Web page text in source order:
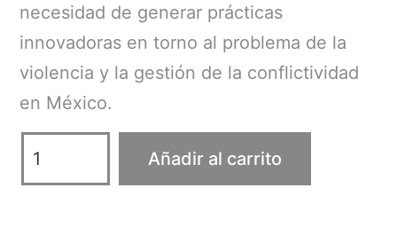
necesidad de generar prácticas
innovadoras en torno al problema de la
violencia y la gestión de la conflictividad
en México.
Añadir al carrito